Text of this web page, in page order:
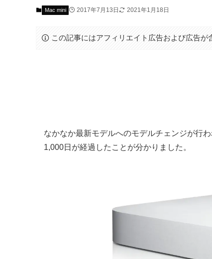
Mac mini 2017年7月13日 2021年1月18日
この記事にはアフィリエイト広告および広告が
なかなか最新モデルへのモデルチェンジが行
1,000日が経過したことが分かりました。